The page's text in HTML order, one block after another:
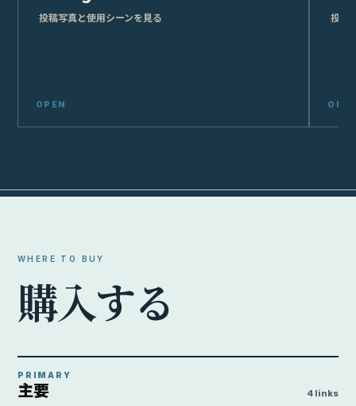
投稿写真と使用シーンを見る 投稿
WHERE TO BUY
購入する
PRIMARY
主要 4 links